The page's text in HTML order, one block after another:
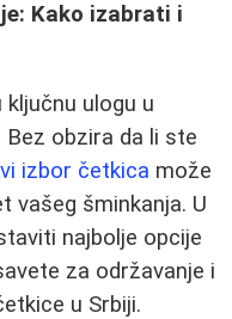
Kako izabrati i
ulogu u
obzira da li ste
izbor četkica može
vašeg šminkanja. U
najbolje opcije
za održavanje i
u Srbiji.